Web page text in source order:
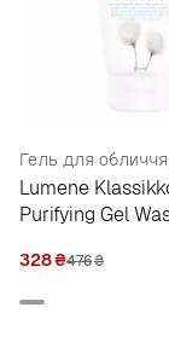
Lumene
Purifying Gel
328₴476₴